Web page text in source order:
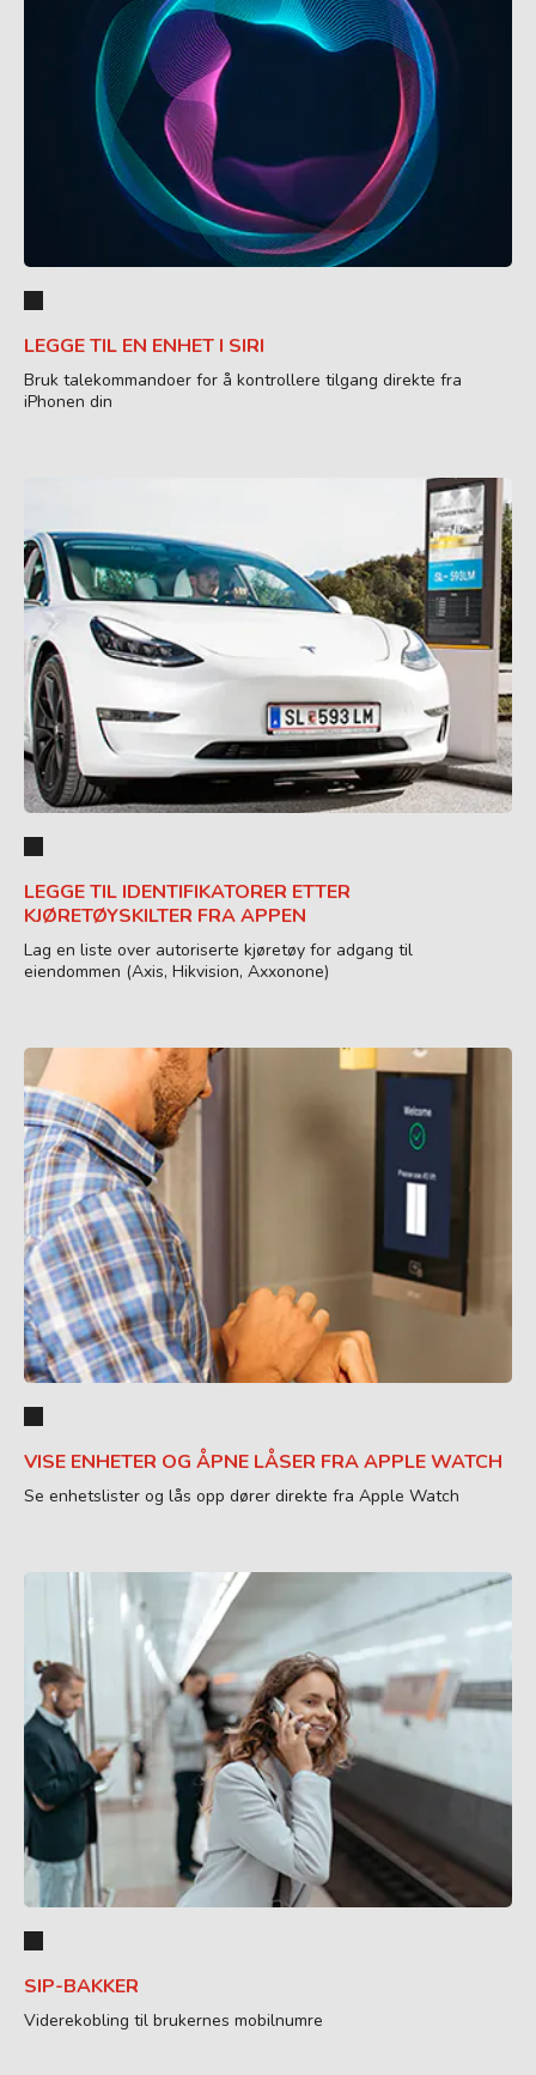
LEGGE TIL EN ENHET I SIRI
Bruk talekommandoer for å kontrollere tilgang direkte fra
iPhonen din
LEGGE TIL IDENTIFIKATORER ETTER
KJØRETØYSKILTER FRA APPEN
Lag en liste over autoriserte kjøretøy for adgang til
eiendommen (Axis, Hikvision, Axxonone)
VISE ENHETER OG ÅPNE LÅSER FRA APPLE WATCH
Se enhetslister og lås opp dører direkte fra Apple Watch
SIP-BAKKER
Viderekobling til brukernes mobilnumre